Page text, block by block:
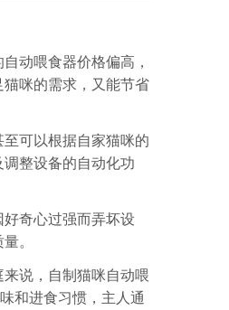
动喂食器价格偏高，
咪的需求，又能节省
可以根据自家猫咪的
整设备的自动化功
奇心过强而弄坏设
。
说，自制猫咪自动喂
和进食习惯，主人通